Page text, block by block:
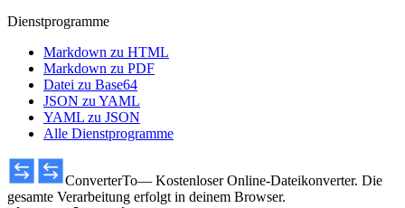
Dienstprogramme
Markdown zu HTML
Markdown zu PDF
Datei zu Base64
JSON zu YAML
YAML zu JSON
Alle Dienstprogramme
ConverterTo— Kostenloser Online-Dateikonverter. Die
gesamte Verarbeitung erfolgt in deinem Browser.